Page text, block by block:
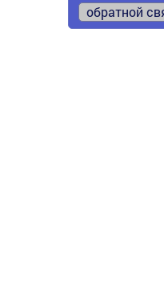
обратной